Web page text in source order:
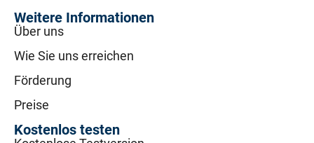
Weitere Informationen
Über uns
Wie Sie uns erreichen
Förderung
Preise
Kostenlos testen